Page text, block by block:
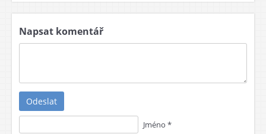
Napsat komentář
Odeslat
Jméno *